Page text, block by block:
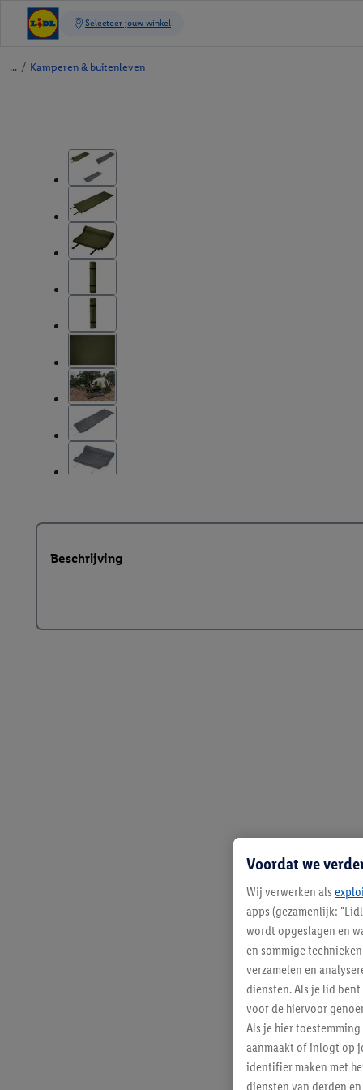
/ Kamperen & buitenleven
Beschrijving
Voordat we
Wij verwerken als
apps (gezamenlijk:
wordt opgeslagen en
en sommige
verzamelen en
diensten. Als je lid
voor de hiervoor
Als je hier
aanmaakt of inlogt op
identifier maken met
diensten van derden